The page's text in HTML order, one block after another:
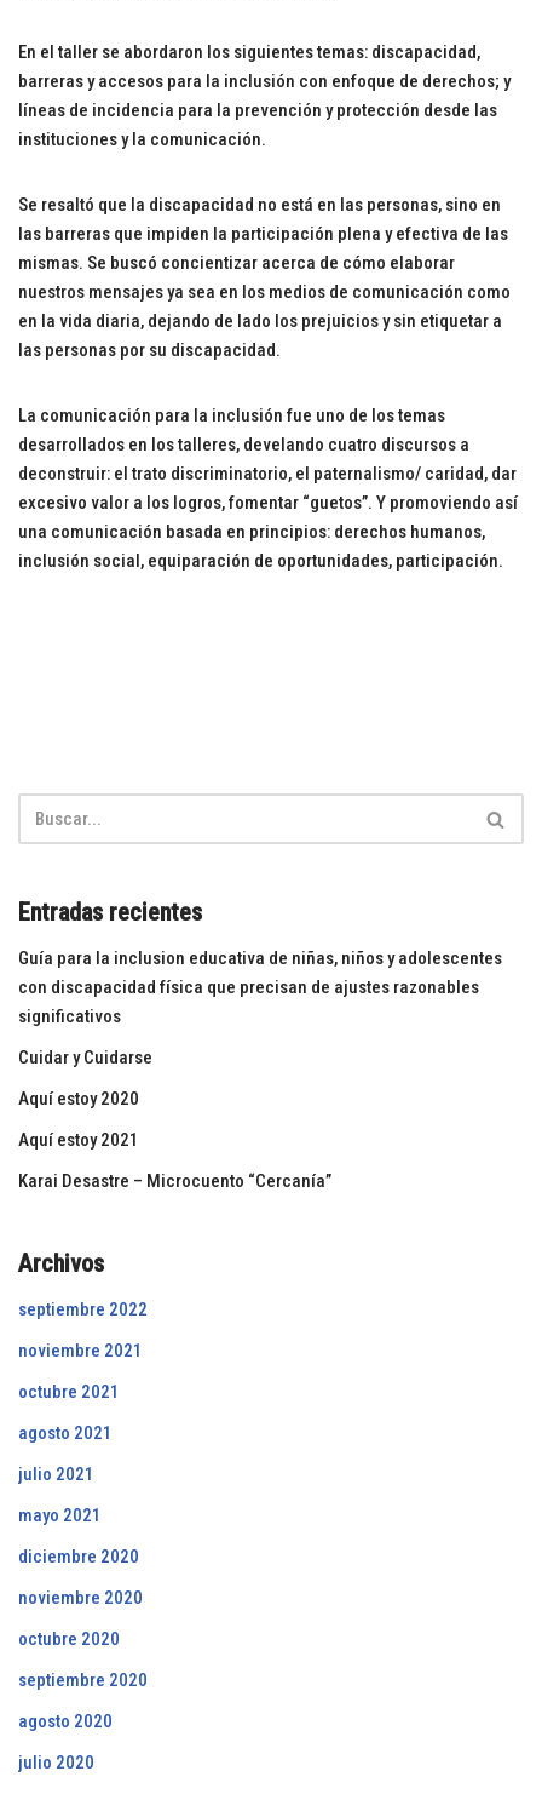
En el taller se abordaron los siguientes temas: discapacidad,
barreras y accesos para la inclusión con enfoque de derechos; y
líneas de incidencia para la prevención y protección desde las
instituciones y la comunicación.
Se resaltó que la discapacidad no está en las personas, sino en
las barreras que impiden la participación plena y efectiva de las
mismas. Se buscó concientizar acerca de cómo elaborar
nuestros mensajes ya sea en los medios de comunicación como
en la vida diaria, dejando de lado los prejuicios y sin etiquetar a
las personas por su discapacidad.
La comunicación para la inclusión fue uno de los temas
desarrollados en los talleres, develando cuatro discursos a
deconstruir: el trato discriminatorio, el paternalismo/ caridad, dar
excesivo valor a los logros, fomentar “guetos”. Y promoviendo así
una comunicación basada en principios: derechos humanos,
inclusión social, equiparación de oportunidades, participación.
Entradas recientes
Guía para la inclusion educativa de niñas, niños y adolescentes
con discapacidad física que precisan de ajustes razonables
significativos
Cuidar y Cuidarse
Aquí estoy 2020
Aquí estoy 2021
Karai Desastre – Microcuento “Cercanía”
Archivos
septiembre 2022
noviembre 2021
octubre 2021
agosto 2021
julio 2021
mayo 2021
diciembre 2020
noviembre 2020
octubre 2020
septiembre 2020
agosto 2020
julio 2020